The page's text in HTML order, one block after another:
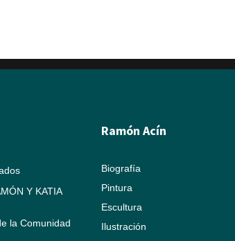
Y KATIA
la Comunidad
Ramón Acín
Biografía
Pintura
Escultura
Ilustración